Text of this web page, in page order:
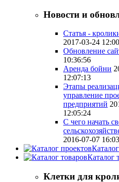
Новости и
Статья -
2017-03-24
Обновление
10:36:56
Аренда бойни
12:07:13
Этапы
управление
предприятий
12:05:24
С чего начать
2016-07-07
Каталог
Клетки для